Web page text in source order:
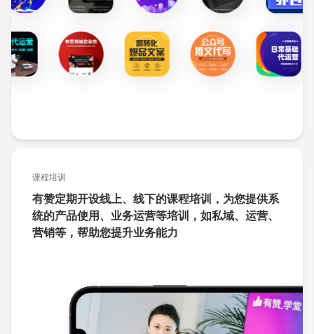
课程培训
有赞定期开设线上、线下的课程培训，为您提供系
统的产品使用、业务运营等培训，如私域、运营、
营销等，帮助您提升业务能力